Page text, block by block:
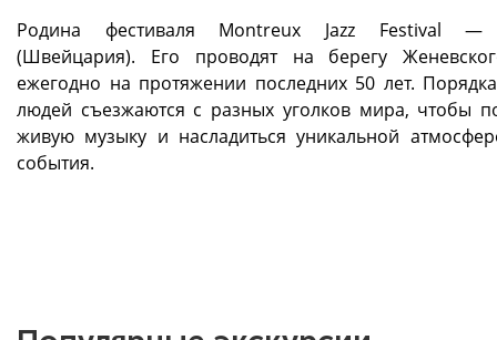
Родина фестиваля Montreux Jazz Festival —
(Швейцария). Его проводят на берегу
ежегодно на протяжении последних 50 лет.
людей съезжаются с разных уголков мира, чтобы
живую музыку и насладиться уникальной
события.